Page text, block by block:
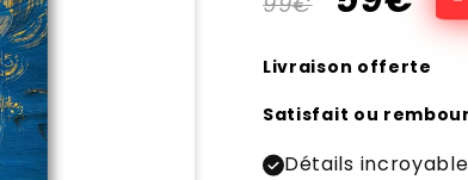
trouve pas dans les livres !
Science fiction
Livraison offerte
Satisfait ou
Détails